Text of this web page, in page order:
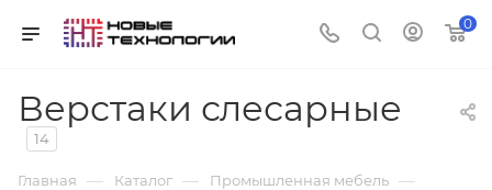
0
Верстаки слесарные
14
Главная — Каталог — Промышленная мебель —